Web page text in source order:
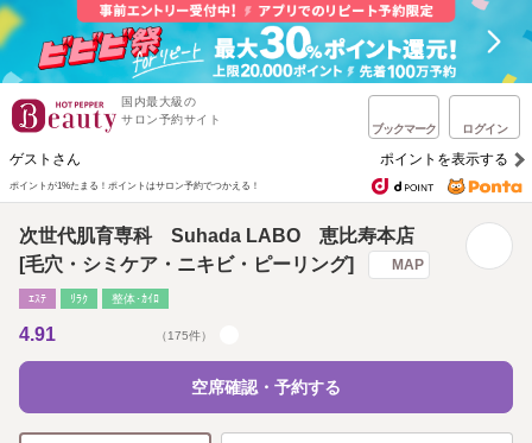
国内最大級の
サロン予約サイト
ブックマーク ログイン
ゲストさん ポイントを表示する
ポイントが1%たまる！ ポイントはサロン予約でつかえる！
次世代肌育専科 Suhada LABO 恵比寿本店
[毛穴・シミケア・ニキビ・ピーリング]
MAP
ｴｽﾃ ﾘﾗｸ 整体･ｶｲﾛ
4.91 （175件）
空席確認・予約する